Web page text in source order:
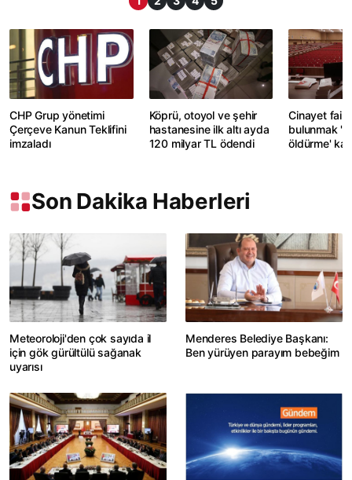
CHP Grup yönetimi
Çerçeve Kanun Teklifini
imzaladı
Köprü, otoyol ve şehir
hastanesine ilk altı ayda
120 milyar TL ödendi
Cinayet
bulunmak
öldürme'
Son Dakika Haberleri
Meteoroloji'den çok sayıda il
için gök gürültülü sağanak
uyarısı
Menderes Belediye Başkanı:
Ben yürüyen parayım bebeğim